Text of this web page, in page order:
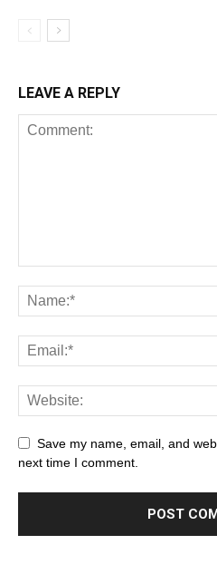
LEAVE A REPLY
Save my name, email, and
next time I comment.